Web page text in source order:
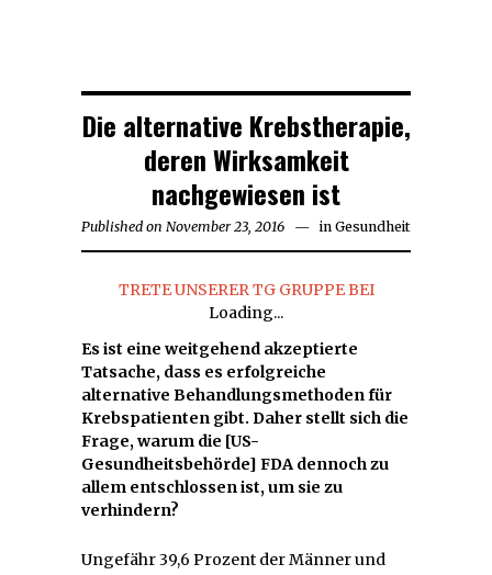
Die alternative Krebstherapie,
deren Wirksamkeit
nachgewiesen ist
Published on November 23, 2016 November
in Gesundheit
TRETE UNSERER TG GRUPPE BEI
Loading...
Es ist eine weitgehend akzeptierte
Tatsache, dass es erfolgreiche
alternative Behandlungsmethoden für
Krebspatienten gibt. Daher stellt sich die
Frage, warum die [US-
Gesundheitsbehörde] FDA dennoch zu
allem entschlossen ist, um sie zu
verhindern?
Ungefähr 39,6 Prozent der Männer und